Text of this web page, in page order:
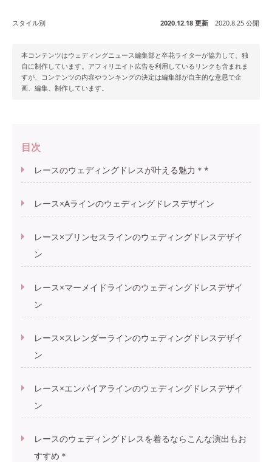
スタイル別 2020.12.18 更新 2020.8.25 公開
本コンテンツはウェディングニュース編集部と卒花ライターが協力して、独
自に制作しています。アフィリエイト広告を利用しているリンクも含まれま
すが、コンテンツの内容やランキングの決定は編集部が自主的な意思で企
画、編集、制作しています。
目次
レースのウェディングドレスが叶える魅力＊*
レース×Aラインのウェディングドレスデザイン
レース×プリンセスラインのウェディングドレスデザイ
ン
レース×マーメイドラインのウェディングドレスデザイ
ン
レース×スレンダーラインのウェディングドレスデザイ
ン
レース×エンパイアラインのウェディングドレスデザイ
ン
レースのウェディングドレスを着るならこんな演出もお
すすめ＊